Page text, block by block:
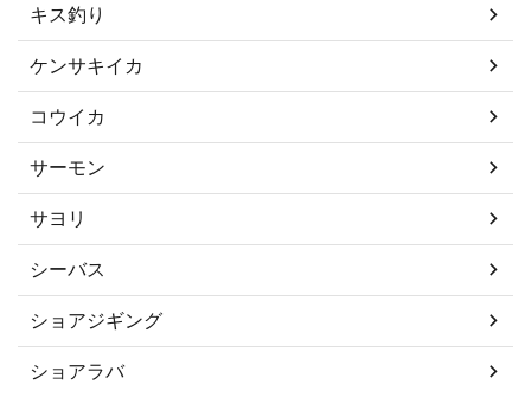
キス釣り
ケンサキイカ
コウイカ
サーモン
サヨリ
シーバス
ショアジギング
ショアラバ